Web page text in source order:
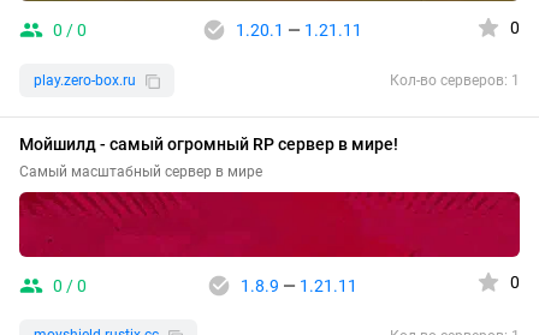
0 / 0 1.20.1 — 1.21.11 0
play.zero-box.ru Кол-во серверов: 1
Мойшилд - самый огромный RP сервер в мире!
Самый масштабный сервер в мире
0 / 0 1.8.9 — 1.21.11 0